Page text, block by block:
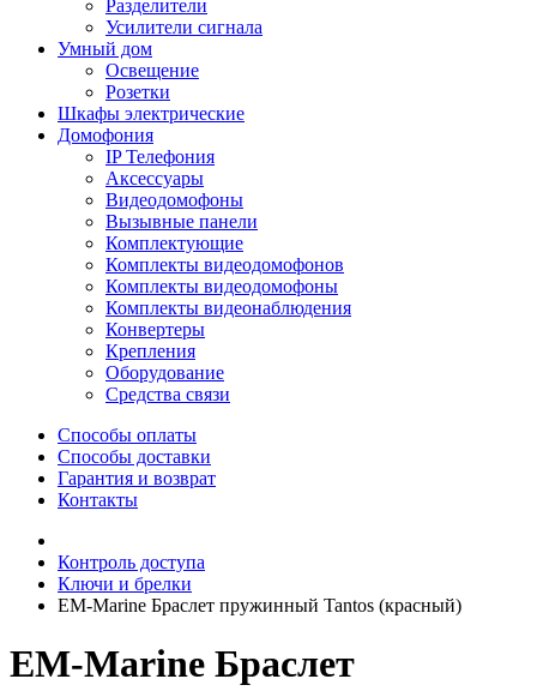
Разделители
Усилители сигнала
Умный дом
Освещение
Розетки
Шкафы электрические
Домофония
IP Телефония
Аксессуары
Видеодомофоны
Вызывные панели
Комплектующие
Комплекты видеодомофонов
Комплекты видеодомофоны
Комплекты видеонаблюдения
Конвертеры
Крепления
Оборудование
Средства связи
Способы оплаты
Способы доставки
Гарантия и возврат
Контакты
Контроль доступа
Ключи и брелки
EM-Marine Браслет пружинный Tantos (красный)
EM-Marine Браслет